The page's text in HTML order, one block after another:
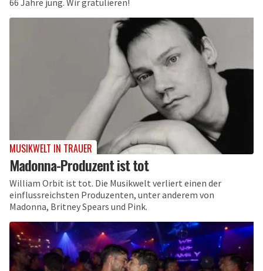
66 Jahre jung. Wir gratulieren!
MUSIKWELT IN TRAUER
Madonna-Produzent ist tot
William Orbit ist tot. Die Musikwelt verliert einen der
einflussreichsten Produzenten, unter anderem von
Madonna, Britney Spears und Pink.